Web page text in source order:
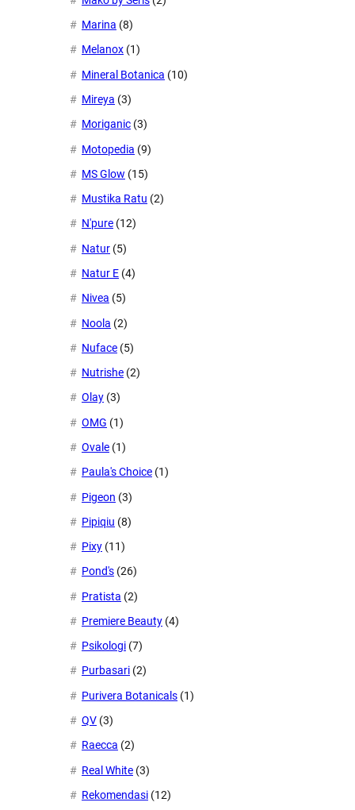
Marina (8)
Melanox (1)
Mineral Botanica (10)
Mireya (3)
Moriganic (3)
Motopedia (9)
MS Glow (15)
Mustika Ratu (2)
N'pure (12)
Natur (5)
Natur E (4)
Nivea (5)
Noola (2)
Nuface (5)
Nutrishe (2)
Olay (3)
OMG (1)
Ovale (1)
Paula's Choice (1)
Pigeon (3)
Pipiqiu (8)
Pixy (11)
Pond's (26)
Pratista (2)
Premiere Beauty (4)
Psikologi (7)
Purbasari (2)
Purivera Botanicals (1)
QV (3)
Raecca (2)
Real White (3)
Rekomendasi (12)